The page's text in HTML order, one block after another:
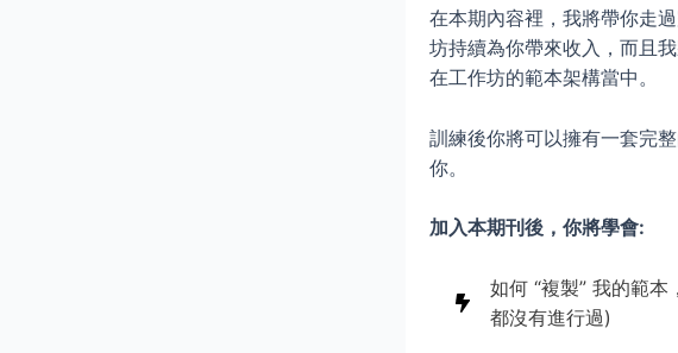
在本期內容裡，我將帶你走
坊持續為你帶來收入，而且
在工作坊的範本架構當中。
訓練後你將可以擁有一套完
你。
加入本期刊後，你將學會:
如何 “複製” 我的範
都沒有進行過)